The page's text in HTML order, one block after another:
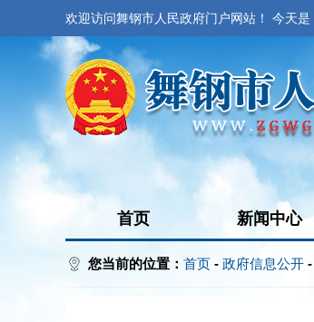
欢迎访问舞钢市人民政府门户网站！ 今天是
首页 新闻中心
您当前的位置： 首页 - 政府信息公开 -